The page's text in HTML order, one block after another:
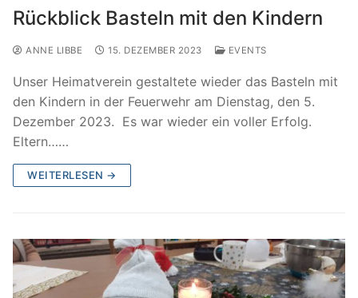
Rückblick Basteln mit den Kindern
ANNE LIBBE 15. DEZEMBER 2023 EVENTS
Unser Heimatverein gestaltete wieder das Basteln mit
den Kindern in der Feuerwehr am Dienstag, den 5.
Dezember 2023. Es war wieder ein voller Erfolg.
Eltern……
WEITERLESEN →